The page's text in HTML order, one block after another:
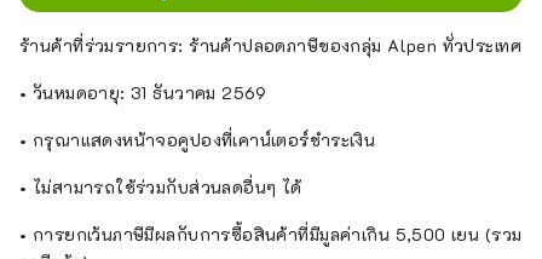
ร้านค้าที่ร่วมรายการ: ร้านค้าปลอดภาษีของกลุ่ม Alpen ทั่วประเทศ
• วันหมดอายุ: 31 ธันวาคม 2569
• กรุณาแสดงหน้าจอคูปองที่เคาน์เตอร์ชำระเงิน
• ไม่สามารถใช้ร่วมกับส่วนลดอื่นๆ ได้
• การยกเว้นภาษีมีผลกับการซื้อสินค้าที่มีมูลค่าเกิน 5,500 เยน (รวม